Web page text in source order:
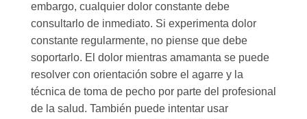
embargo, cualquier dolor constante debe
consultarlo de inmediato. Si experimenta dolor
constante regularmente, no piense que debe
soportarlo. El dolor mientras amamanta se puede
resolver con orientación sobre el agarre y la
técnica de toma de pecho por parte del profesional
de la salud. También puede intentar usar